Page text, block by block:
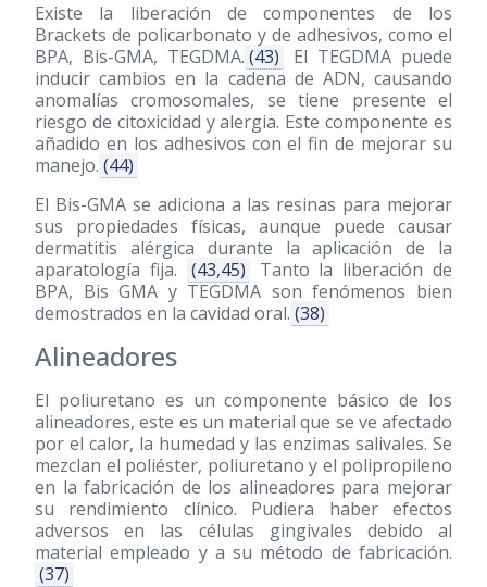
Existe la liberación de componentes de los
Brackets de policarbonato y de adhesivos, como el
BPA, Bis-GMA, TEGDMA. (43)
El TEGDMA puede
inducir cambios en la cadena de ADN, causando
anomalías cromosomales, se tiene presente el
riesgo de citoxicidad y alergia. Este componente es
añadido en los adhesivos con el fin de mejorar su
manejo. (44)
El Bis-GMA se adiciona a las resinas para mejorar
sus propiedades físicas, aunque puede causar
dermatitis alérgica durante la aplicación de la
aparatología fija.
(43,45)
Tanto la liberación de
BPA, Bis GMA y TEGDMA son fenómenos bien
demostrados en la cavidad oral. (38)
Alineadores
El poliuretano es un componente básico de los
alineadores, este es un material que se ve afectado
por el calor, la humedad y las enzimas salivales. Se
mezclan el poliéster, poliuretano y el polipropileno
en la fabricación de los alineadores para mejorar
su rendimiento clínico. Pudiera haber efectos
adversos en las células gingivales debido al
material empleado y a su método de fabricación.
(37)